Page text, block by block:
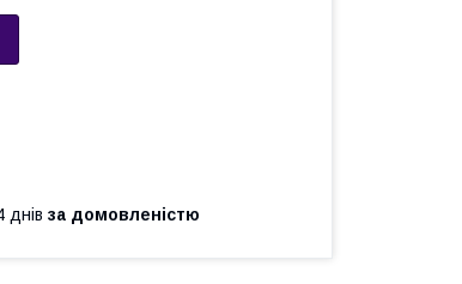
днів за домовленістю